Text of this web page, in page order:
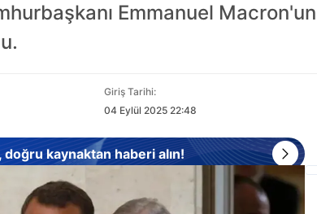
Emmanuel
Giriş Tarihi:
04 Eylül 2025 22:48
kaynaktan haberi alın!